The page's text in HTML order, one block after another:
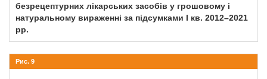
безрецептурних лікарських засобів у грошовому і
натуральному вираженні за підсумками І кв. 2012–2021
рр.
Рис. 9